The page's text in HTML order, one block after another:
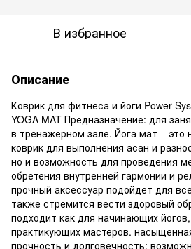
В избранное
Описание
Коврик для фитнеса и йоги Power
YOGA MAT Предназначение: для
в тренажерном зале. Йога мат – это
коврик для выполнения асан и
но и возможность для проведения
обретения внутренней гармонии и
прочный аксессуар подойдет для
также стремится вести здоровый
подходит как для начинающих
практикующих мастеров.
прочность и долговечность;